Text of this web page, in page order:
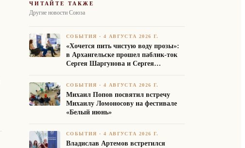
ЧИТАЙТЕ ТАКЖЕ
Другие новости Союза
СОБЫТИЯ ·4 АВГУСТА 2026 Г.
«Хочется пить чистую воду прозы»:
в Архангельске прошел паблик-ток
Сергея Шаргунова и Сергея
СОБЫТИЯ ·4 АВГУСТА 2026 Г.
Михаил Попов посвятил встречу
Михаилу Ломоносову на фестивале
«Белый июнь»
СОБЫТИЯ ·4 АВГУСТА 2026 Г.
Владислав Артемов встретился